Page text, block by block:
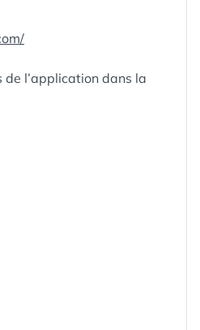
de l’application dans la